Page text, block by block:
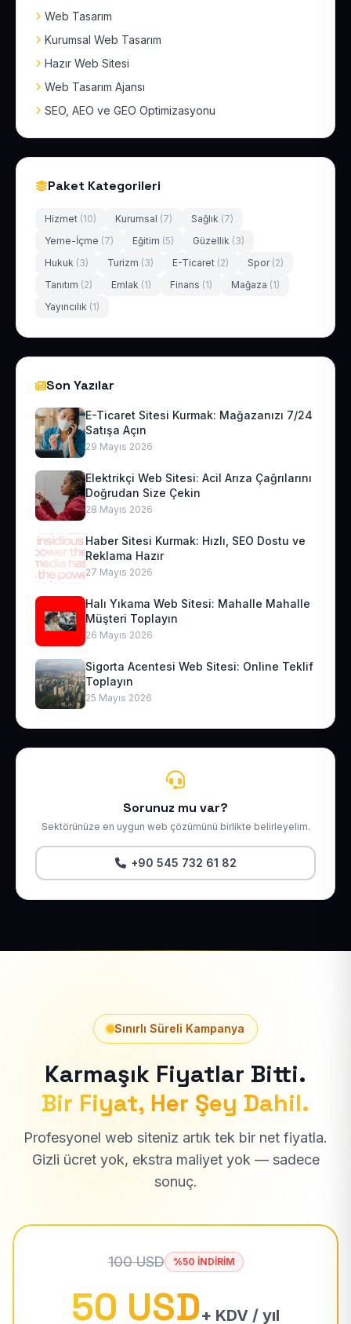
Web Tasarım
Kurumsal Web Tasarım
Hazır Web Sitesi
Web Tasarım Ajansı
SEO, AEO ve GEO Optimizasyonu
Paket Kategorileri
Hizmet (10) Kurumsal (7) Sağlık (7)
Yeme-İçme (7) Eğitim (5) Güzellik (3)
Hukuk (3) Turizm (3) E-Ticaret (2) Spor (2)
Tanıtım (2) Emlak (1) Finans (1) Mağaza (1)
Yayıncılık (1)
Son Yazılar
E-Ticaret Sitesi Kurmak: Mağazanızı 7/24
Satışa Açın
29 Mayıs 2026
Elektrikçi Web Sitesi: Acil Arıza Çağrılarını
Doğrudan Size Çekin
28 Mayıs 2026
Haber Sitesi Kurmak: Hızlı, SEO Dostu ve
Reklama Hazır
27 Mayıs 2026
Halı Yıkama Web Sitesi: Mahalle Mahalle
Müşteri Toplayın
26 Mayıs 2026
Sigorta Acentesi Web Sitesi: Online Teklif
Toplayın
25 Mayıs 2026
Sorunuz mu var?
Sektörünüze en uygun web çözümünü birlikte belirleyelim.
+90 545 732 61 82
Sınırlı Süreli Kampanya
Karmaşık Fiyatlar Bitti.
Bir Fiyat, Her Şey Dahil.
Profesyonel web siteniz artık tek bir net fiyatla.
Gizli ücret yok, ekstra maliyet yok — sadece
sonuç.
100 USD %50 İNDİRİM
50 USD+ KDV / yıl